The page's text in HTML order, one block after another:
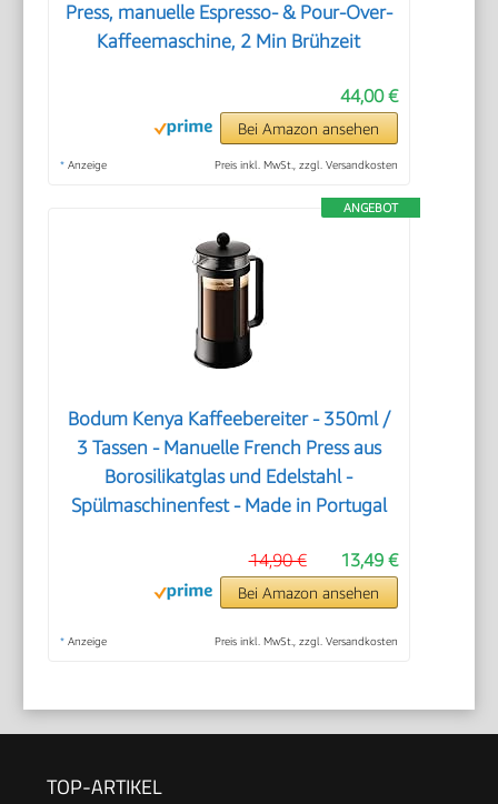
Press, manuelle Espresso- & Pour-Over-
Kaffeemaschine, 2 Min Brühzeit
44,00 €
Bei Amazon ansehen
* Anzeige Preis inkl. MwSt., zzgl. Versandkosten
ANGEBOT
Bodum Kenya Kaffeebereiter - 350ml /
3 Tassen - Manuelle French Press aus
Borosilikatglas und Edelstahl -
Spülmaschinenfest - Made in Portugal
13,49 €
14,90 €
Bei Amazon ansehen
* Anzeige Preis inkl. MwSt., zzgl. Versandkosten
TOP-ARTIKEL